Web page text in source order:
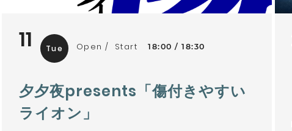
11 Tue Open Start 18:00 18:30
夕夕夜presents「傷付きやすい
ライオン」